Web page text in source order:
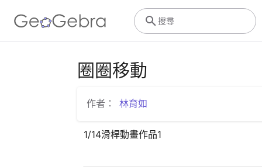
搜尋
圈圈移動
作者： 林育如
1/14滑桿動畫作品1